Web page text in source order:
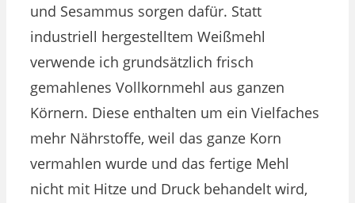
und Sesammus sorgen dafür. Statt
industriell hergestelltem Weißmehl
verwende ich grundsätzlich frisch
gemahlenes Vollkornmehl aus ganzen
Körnern. Diese enthalten um ein Vielfaches
mehr Nährstoffe, weil das ganze Korn
vermahlen wurde und das fertige Mehl
nicht mit Hitze und Druck behandelt wird,